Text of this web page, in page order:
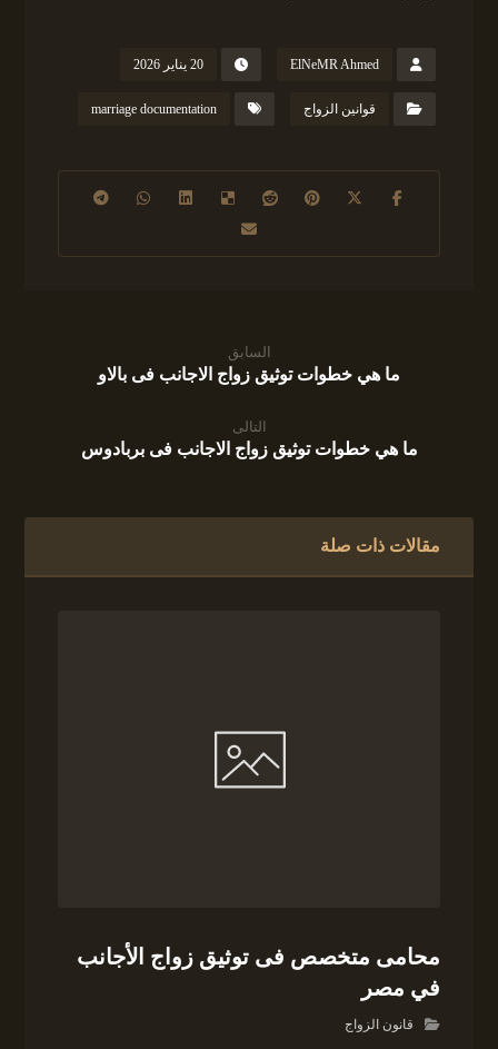
ElNeMR Ahmed 20 يناير 2026
قوانين الزواج marriage documentation
السابق
ما هي خطوات توثيق زواج الاجانب فى بالاو
التالى
ما هي خطوات توثيق زواج الاجانب فى بربادوس
مقالات ذات صلة
محامى متخصص فى توثيق زواج الأجانب
في مصر
قانون الزواج